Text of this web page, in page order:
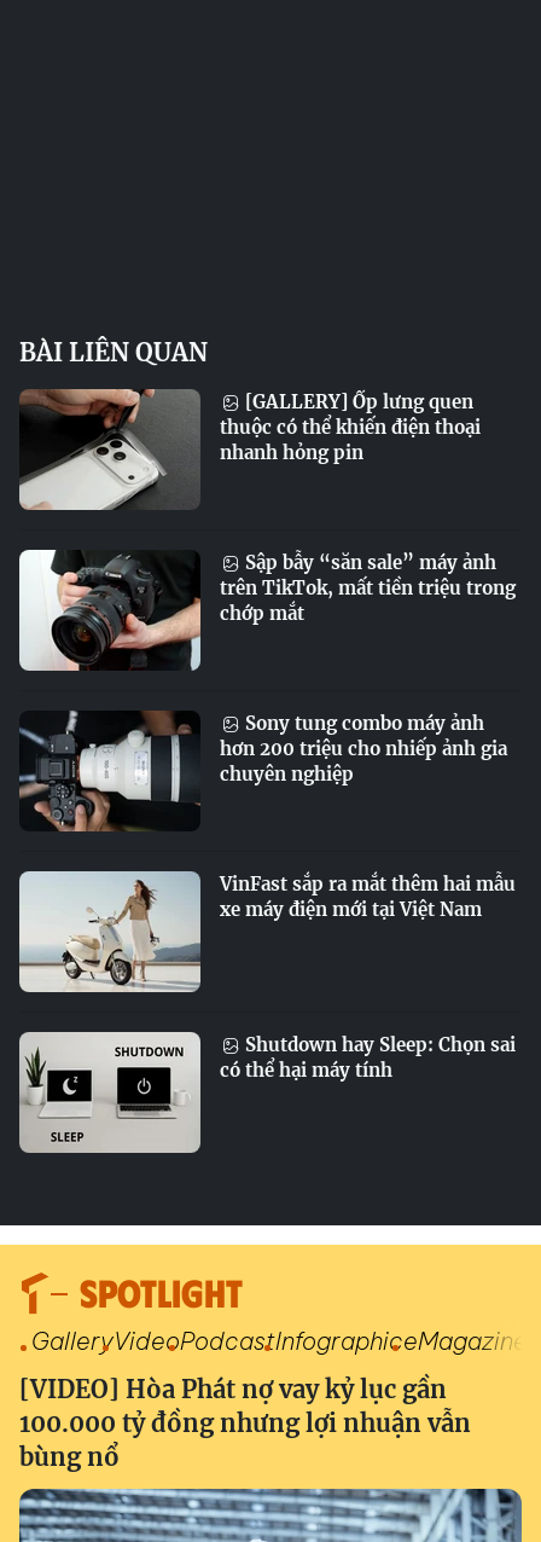
BÀI LIÊN QUAN
[GALLERY] Ốp lưng quen
thuộc có thể khiến điện thoại
nhanh hỏng pin
Sập bẫy “săn sale” máy ảnh
trên TikTok, mất tiền triệu trong
chớp mắt
Sony tung combo máy ảnh
hơn 200 triệu cho nhiếp ảnh gia
chuyên nghiệp
VinFast sắp ra mắt thêm hai mẫu
xe máy điện mới tại Việt Nam
Shutdown hay Sleep: Chọn sai
có thể hại máy tính
SPOTLIGHT
GalleryVideoPodcastInfographiceMagazine
[VIDEO] Hòa Phát nợ vay kỷ lục gần
100.000 tỷ đồng nhưng lợi nhuận vẫn
bùng nổ